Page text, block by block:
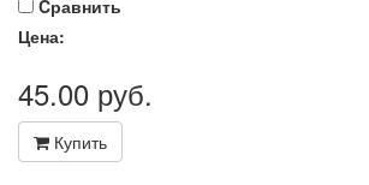
Cравнить
Цена:
45.00 руб.
Купить